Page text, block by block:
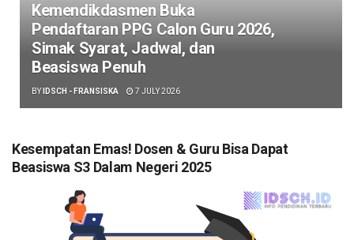
Kemendikdasmen Buka
Pendaftaran PPG Calon Guru 2026,
Simak Syarat, Jadwal, dan
Beasiswa Penuh
BY IDSCH - FRANSISKA 7 JULY 2026
Kesempatan Emas! Dosen & Guru Bisa Dapat
Beasiswa S3 Dalam Negeri 2025